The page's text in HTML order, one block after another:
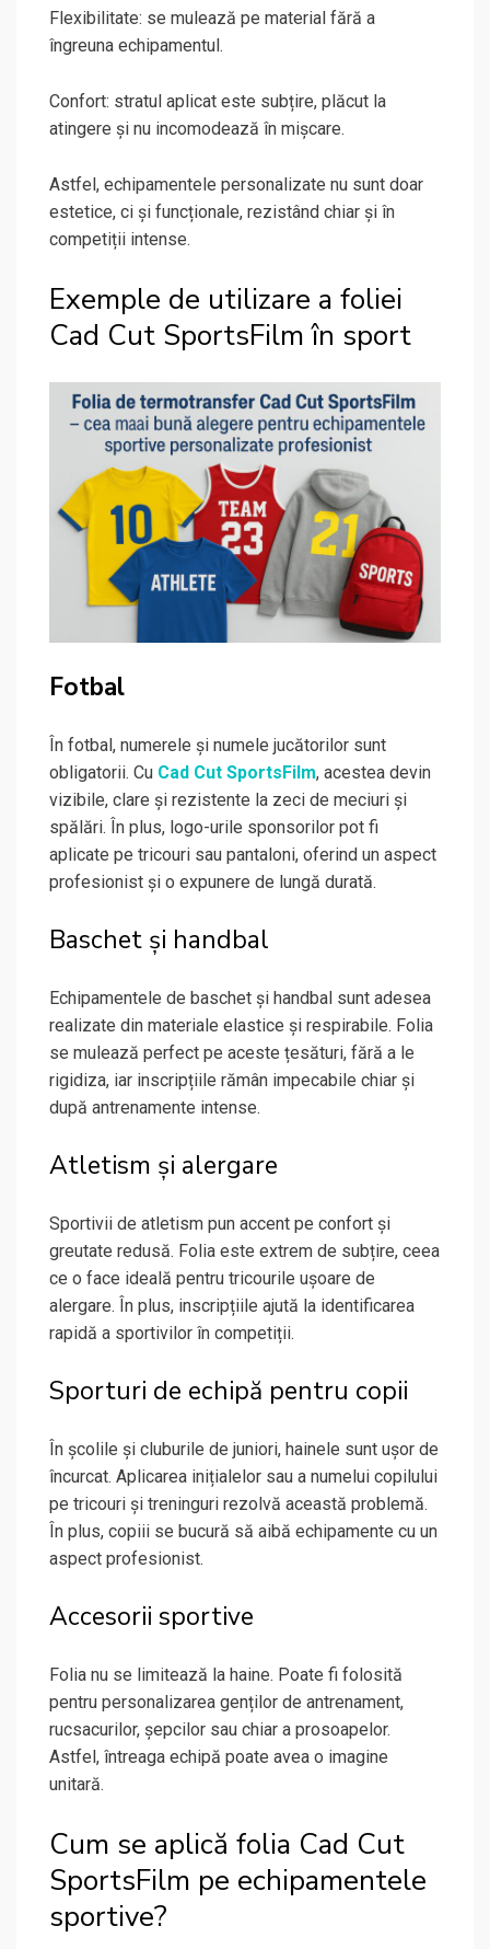
Flexibilitate: se mulează pe material fără a
îngreuna echipamentul.
Confort: stratul aplicat este subțire, plăcut la
atingere și nu incomodează în mișcare.
Astfel, echipamentele personalizate nu sunt doar
estetice, ci și funcționale, rezistând chiar și în
competiții intense.
Exemple de utilizare a foliei
Cad Cut SportsFilm în sport
Fotbal
În fotbal, numerele și numele jucătorilor sunt
obligatorii. Cu Cad Cut SportsFilm, acestea devin
vizibile, clare și rezistente la zeci de meciuri și
spălări. În plus, logo-urile sponsorilor pot fi
aplicate pe tricouri sau pantaloni, oferind un aspect
profesionist și o expunere de lungă durată.
Baschet și handbal
Echipamentele de baschet și handbal sunt adesea
realizate din materiale elastice și respirabile. Folia
se mulează perfect pe aceste țesături, fără a le
rigidiza, iar inscripțiile rămân impecabile chiar și
după antrenamente intense.
Atletism și alergare
Sportivii de atletism pun accent pe confort și
greutate redusă. Folia este extrem de subțire, ceea
ce o face ideală pentru tricourile ușoare de
alergare. În plus, inscripțiile ajută la identificarea
rapidă a sportivilor în competiții.
Sporturi de echipă pentru copii
În școlile și cluburile de juniori, hainele sunt ușor de
încurcat. Aplicarea inițialelor sau a numelui copilului
pe tricouri și treninguri rezolvă această problemă.
În plus, copiii se bucură să aibă echipamente cu un
aspect profesionist.
Accesorii sportive
Folia nu se limitează la haine. Poate fi folosită
pentru personalizarea genților de antrenament,
rucsacurilor, șepcilor sau chiar a prosoapelor.
Astfel, întreaga echipă poate avea o imagine
unitară.
Cum se aplică folia Cad Cut
SportsFilm pe echipamentele
sportive?